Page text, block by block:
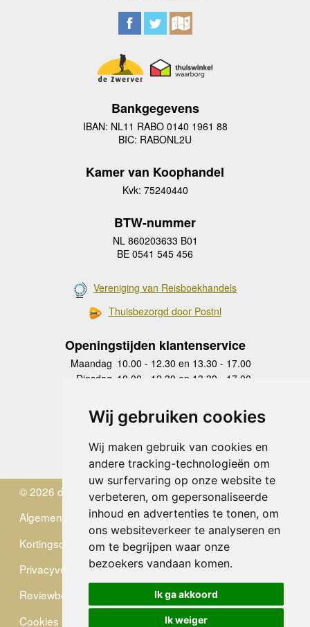
Wij gebruiken cookies
Wij maken gebruik van cookies en
andere tracking-technologieën om
uw surfervaring op onze website te
verbeteren, om gepersonaliseerde
inhoud en advertenties te tonen, om
ons websiteverkeer te analyseren en
om te begrijpen waar onze
bezoekers vandaan komen.
Ik ga akkoord
Ik weiger
Bankgegevens
IBAN: NL11 RABO 0140 1961 88
BIC: RABONL2U
Kamer van Koophandel
Kvk: 75240440
BTW-nummer
NL 860203633 B01
BE 0541 545 456
Vereniging van Reisboekhandels
Thuisbezorgd door Postnl
Openingstijden klantenservice
Maandag 10.00 - 12.30 en 13.30 - 17.00
Dinsdag 10.00 - 12.30 en 13.30 - 17.00
Donderdag
10.00 - 12.30 en 13.30 - 17.00
Vrijdag 10.00 - 12.30 en 13.30 - 17.00
Zaterdag
gesloten
Zondag gesloten
© 2026 de Zwerver
Algemene Voorwaarden
Kortingscode
Privacyverklaring
Reviewbeleid
Cookies